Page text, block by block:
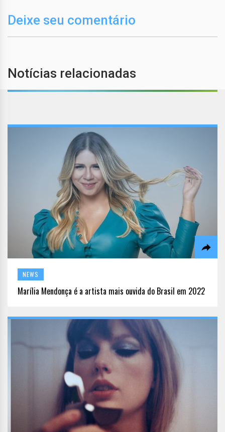
Deixe seu comentário
Notícias relacionadas
NEWS
Marília Mendonça é a artista mais ouvida do Brasil em 2022